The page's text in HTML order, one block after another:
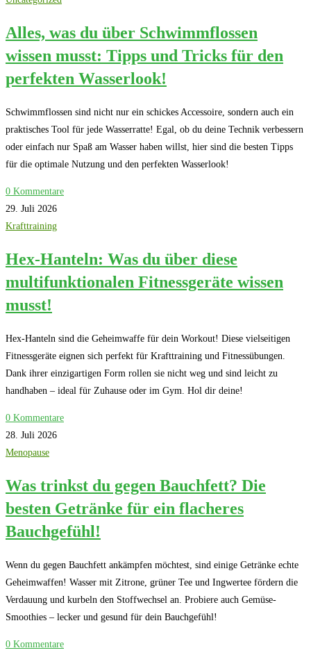
Alles, was du über Schwimmflossen
wissen musst: Tipps und Tricks für den
perfekten Wasserlook!
Schwimmflossen sind nicht nur ein schickes Accessoire, sondern auch ein
praktisches Tool für jede Wasserratte! Egal, ob du deine Technik verbessern
oder einfach nur Spaß am Wasser haben willst, hier sind die besten Tipps
für die optimale Nutzung und den perfekten Wasserlook!
0 Kommentare
29. Juli 2026
Krafttraining
Hex-Hanteln: Was du über diese
multifunktionalen Fitnessgeräte wissen
musst!
Hex-Hanteln sind die Geheimwaffe für dein Workout! Diese vielseitigen
Fitnessgeräte eignen sich perfekt für Krafttraining und Fitnessübungen.
Dank ihrer einzigartigen Form rollen sie nicht weg und sind leicht zu
handhaben – ideal für Zuhause oder im Gym. Hol dir deine!
0 Kommentare
28. Juli 2026
Menopause
Was trinkst du gegen Bauchfett? Die
besten Getränke für ein flacheres
Bauchgefühl!
Wenn du gegen Bauchfett ankämpfen möchtest, sind einige Getränke echte
Geheimwaffen! Wasser mit Zitrone, grüner Tee und Ingwertee fördern die
Verdauung und kurbeln den Stoffwechsel an. Probiere auch Gemüse-
Smoothies – lecker und gesund für dein Bauchgefühl!
0 Kommentare